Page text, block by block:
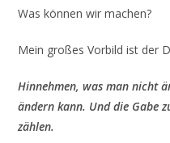
Was können wir machen?
Mein großes Vorbild ist der
Hinnehmen, was man nicht
ändern kann. Und die Gabe
zählen.